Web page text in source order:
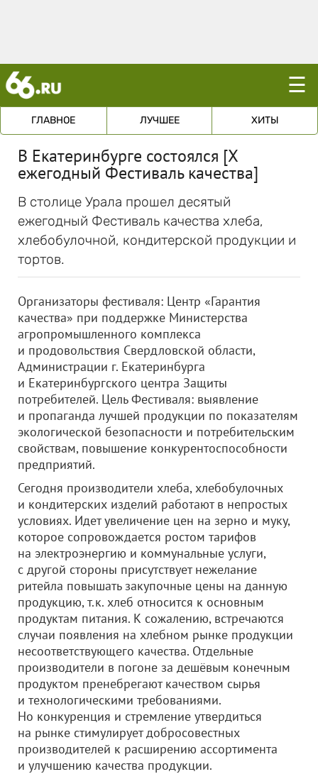
☰
ГЛАВНОЕ ЛУЧШЕЕ ХИТЫ
В Екатеринбурге состоялся [Х
ежегодный Фестиваль качества]
В столице Урала прошел деcятый
ежегодный Фестиваль качества хлеба,
хлебобулочной, кондитерской продукции и
тортов.
Организаторы фестиваля: Центр «Гарантия
качества» при поддержке Министерства
агропромышленного комплекса
и продовольствия Свердловской области,
Администрации г. Екатеринбурга
и Екатеринбургского центра Защиты
потребителей. Цель Фестиваля: выявление
и пропаганда лучшей продукции по показателям
экологической безопасности и потребительским
свойствам, повышение конкурентоспособности
предприятий.
Сегодня производители хлеба, хлебобулочных
и кондитерских изделий работают в непростых
условиях. Идет увеличение цен на зерно и муку,
которое сопровождается ростом тарифов
на электроэнергию и коммунальные услуги,
с другой стороны присутствует нежелание
ритейла повышать закупочные цены на данную
продукцию, т.к. хлеб относится к основным
продуктам питания. К сожалению, встречаются
случаи появления на хлебном рынке продукции
несоответствующего качества. Отдельные
производители в погоне за дешёвым конечным
продуктом пренебрегают качеством сырья
и технологическими требованиями.
Но конкуренция и стремление утвердиться
на рынке стимулирует добросовестных
производителей к расширению ассортимента
и улучшению качества продукции.